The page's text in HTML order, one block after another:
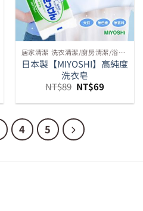
。
居家清潔 洗衣清潔/廚房清潔/浴室清潔/馬桶清潔等周邊
日本製【MIYOSHI】高純度
洗衣皂
NT$89 原
始
價
NT$89。
NT$69目
價
4 5